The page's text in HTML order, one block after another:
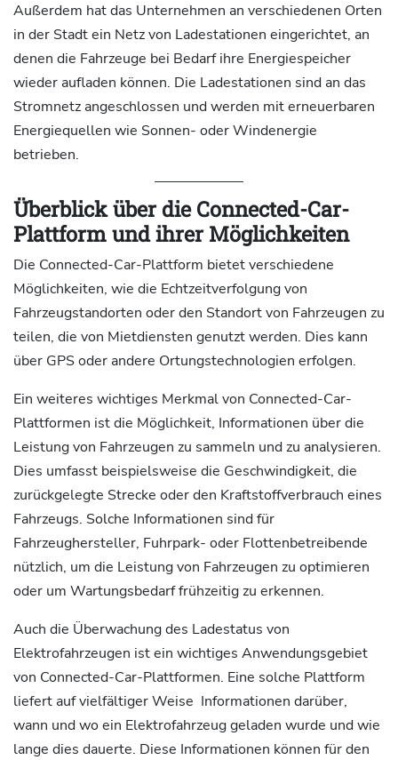
Außerdem hat das Unternehmen an verschiedenen Orten
in der Stadt ein Netz von Ladestationen eingerichtet, an
denen die Fahrzeuge bei Bedarf ihre Energiespeicher
wieder aufladen können. Die Ladestationen sind an das
Stromnetz angeschlossen und werden mit erneuerbaren
Energiequellen wie Sonnen- oder Windenergie
betrieben.
Überblick über die Connected-Car-
Plattform und ihrer Möglichkeiten
Die Connected-Car-Plattform bietet verschiedene
Möglichkeiten, wie die Echtzeitverfolgung von
Fahrzeugstandorten oder den Standort von Fahrzeugen zu
teilen, die von Mietdiensten genutzt werden. Dies kann
über GPS oder andere Ortungstechnologien erfolgen.
Ein weiteres wichtiges Merkmal von Connected-Car-
Plattformen ist die Möglichkeit, Informationen über die
Leistung von Fahrzeugen zu sammeln und zu analysieren.
Dies umfasst beispielsweise die Geschwindigkeit, die
zurückgelegte Strecke oder den Kraftstoffverbrauch eines
Fahrzeugs. Solche Informationen sind für
Fahrzeughersteller, Fuhrpark- oder Flottenbetreibende
nützlich, um die Leistung von Fahrzeugen zu optimieren
oder um Wartungsbedarf frühzeitig zu erkennen.
Auch die Überwachung des Ladestatus von
Elektrofahrzeugen ist ein wichtiges Anwendungsgebiet
von Connected-Car-Plattformen. Eine solche Plattform
liefert auf vielfältiger Weise Informationen darüber,
wann und wo ein Elektrofahrzeug geladen wurde und wie
lange dies dauerte. Diese Informationen können für den